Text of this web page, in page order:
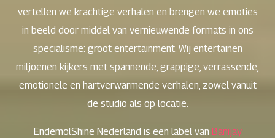
vertellen we krachtige verhalen en brengen we emoties
in beeld door middel van vernieuwende formats in ons
specialisme: groot entertainment. Wij entertainen
miljoenen kijkers met spannende, grappige, verrassende,
emotionele en hartverwarmende verhalen, zowel vanuit
de studio als op locatie.
EndemolShine Nederland is een label van Banijay